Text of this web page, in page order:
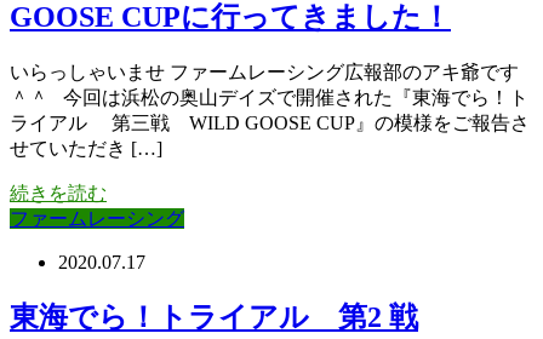
GOOSE CUPに行ってきました！
いらっしゃいませ ファームレーシング広報部のアキ爺です
＾＾ 今回は浜松の奥山デイズで開催された『東海でら！ト
ライアル 第三戦 WILD GOOSE CUP』の模様をご報告さ
せていただき […]
続きを読む
ファームレーシング
2020.07.17
東海でら！トライアル 第2 戦